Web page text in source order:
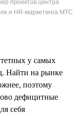
проектов центра
и HR-маркетинга МТС
у самых
Найти на рынке
поэтому
дефицитные
себя